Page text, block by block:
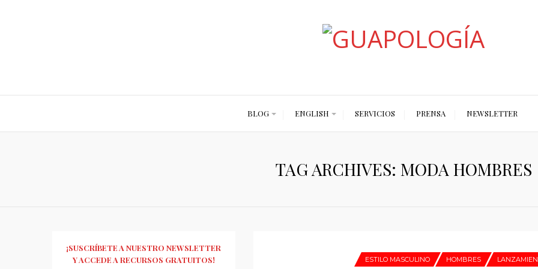
BLOG ENGLISH SERVICIOS PRENSA NEWSLETTER
TAG ARCHIVES: MODA HOMBRES
ESTILO MASCULINO HOMBRES
¡SUSCRÍBETE A NUESTRO NEWSLETTER
Y ACCEDE A RECURSOS GRATUITOS!